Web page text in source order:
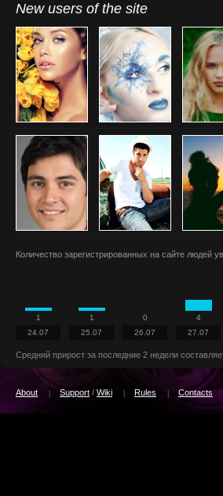
New users of the site
Количество зарегистрированных на сайте людей
1
24.07
1
25.07
0
26.07
4
27.07
Средний прирост за последние 2 недели
About Support / Wiki Rules Contacts